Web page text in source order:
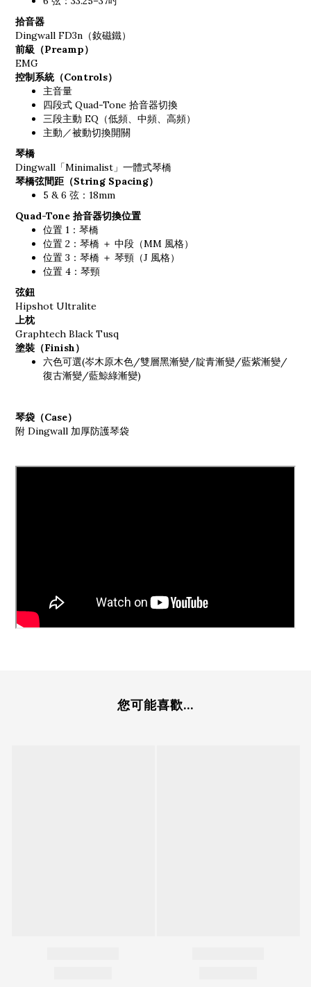
拾音器
Dingwall FD3n（釹磁鐵）
前級（Preamp）
EMG
控制系統（Controls）
主音量
四段式 Quad-Tone 拾音器切換
三段主動 EQ（低頻、中頻、高頻）
主動／被動切換開關
琴橋
Dingwall「Minimalist」一體式琴橋
琴橋弦間距（String Spacing）
5 & 6 弦：18mm
Quad-Tone 拾音器切換位置
位置 1：琴橋
位置 2：琴橋 ＋ 中段（MM 風格）
位置 3：琴橋 ＋ 琴頸（J 風格）
位置 4：琴頸
弦鈕
Hipshot Ultralite
上枕
Graphtech Black Tusq
塗裝（Finish）
六色可選(岑木原木色/雙層黑漸變/靛青漸變/藍紫漸變/
復古漸變/藍鯨綠漸變)
琴袋（Case）
附 Dingwall 加厚防護琴袋
您可能喜歡...